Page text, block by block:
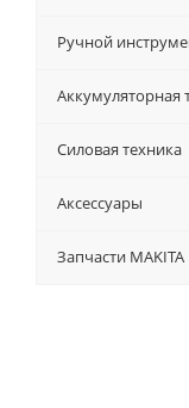
Ручной
Аккумуляторная
Силовая техника
Аксессуары
Запчасти MAKITA